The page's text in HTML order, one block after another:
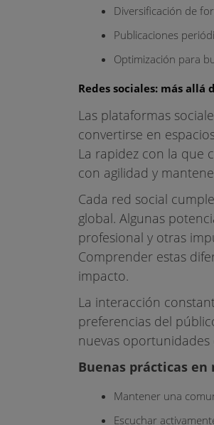
Diversificación de
Publicaciones
Optimización para
Redes sociales: más
Las plataformas
convertirse en
La rapidez con la que
con agilidad y
Cada red social
global. Algunas
profesional y otras
Comprender estas
impacto.
La interacción
preferencias del
nuevas
Buenas prácticas en
Mantener una
Escuchar